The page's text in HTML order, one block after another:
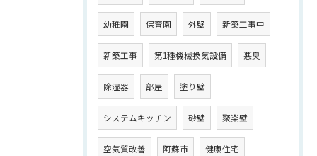
幼稚園 保育園 外壁 新築工事中
新築工事 第1種機械換気設備 悪臭
除湿器 部屋 塗り壁
システムキッチン 砂壁 聚楽壁
空気質改善 阿蘇市 健康住宅